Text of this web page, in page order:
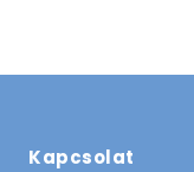
Kapcsolat